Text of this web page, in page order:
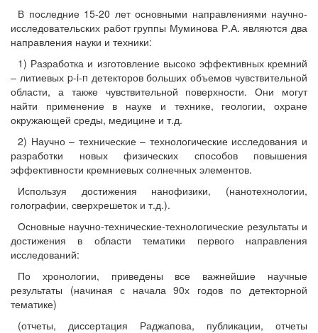
В последние 15-20 лет основными направлениями научно-
исследовательских работ группы Муминова Р.А. являются два
направления науки и техники:
1) Разработка и изготовление высоко эффективных кремний
– литиевых p-i-n детекторов больших объемов чувствительной
области, а также чувствительной поверхности. Они могут
найти применение в науке и технике, геологии, охране
окружающей среды, медицине и т.д.
2) Научно – технические – технологические исследования и
разработки новых физических способов повышения
эффективности кремниевых солнечных элементов.
Используя достижения нанофизики, (нанотехнологии,
голографии, сверхрешеток и т.д.).
Основные научно-технические-технологические результаты и
достижения в области тематики первого направления
исследований:
По хронологии, приведены все важнейшие научные
результаты (начиная с начала 90х годов по детекторной
тематике)
(отчеты, диссертация Раджапова, публикации, отчеты